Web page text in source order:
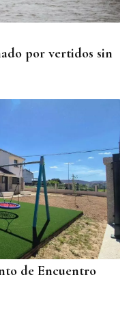
por vertidos sin
de Encuentro